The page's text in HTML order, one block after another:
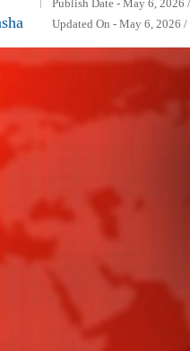
Publish Date - May 6, 2026
Updated On - May 6, 2026